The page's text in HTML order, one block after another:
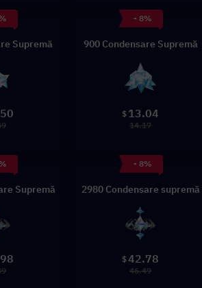
Supremă
- 8%
900 Condensare Supremă
$ 13.04
14.17
Supremă
- 8%
2980 Condensare supremă
$42.78
46.49